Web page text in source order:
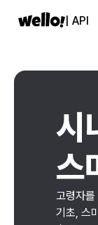
| API
시
스
고령자
기초, 스